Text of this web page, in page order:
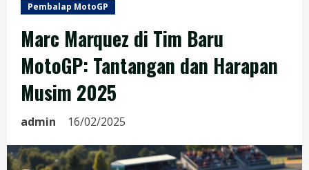
Pembalap MotoGP
Marc Marquez di Tim Baru
MotoGP: Tantangan dan Harapan
Musim 2025
admin 16/02/2025